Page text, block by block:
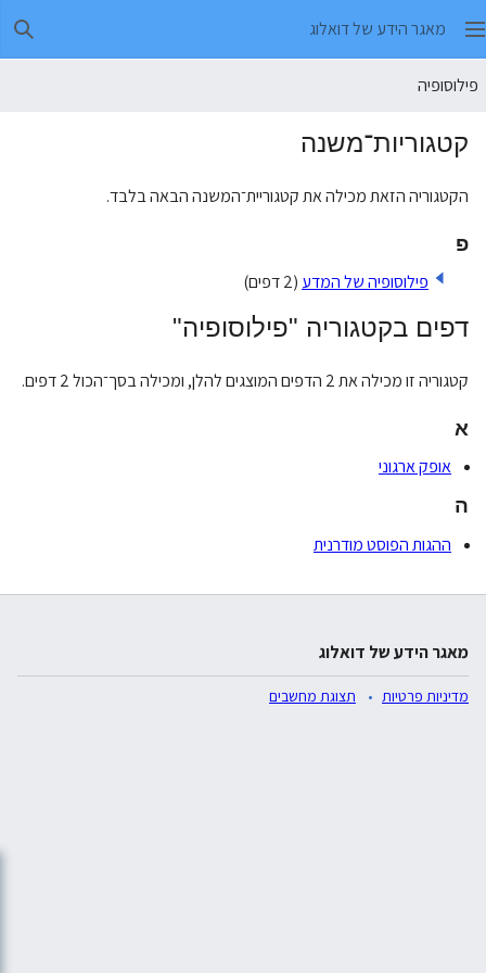
מאגר הידע של דואלוג
פילוסופיה
קטגוריות־משנה
הקטגוריה הזאת מכילה את קטגוריית־המשנה הבאה בלבד.
פ
פילוסופיה של המדע (2 דפים)
דפים בקטגוריה "פילוסופיה"
קטגוריה זו מכילה את 2 הדפים המוצגים להלן, ומכילה בסך־הכול 2 דפים.
א
אופק ארגוני
ה
ההגות הפוסט מודרנית
מאגר הידע של דואלוג
מדיניות פרטיות תצוגת מחשבים